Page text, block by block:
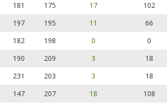
181 175 17 102
197 195 11 66
182 198 0 0
190 209 3 18
231 203 3 18
147 207 18 108